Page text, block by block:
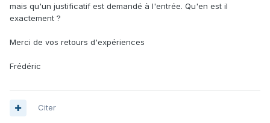
mais qu'un justificatif est demandé à l'entrée. Qu'en est il
exactement ?
Merci de vos retours d'expériences
Frédéric
Citer